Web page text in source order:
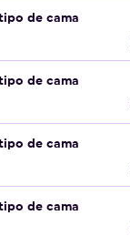
de cama
de cama
de cama
de cama